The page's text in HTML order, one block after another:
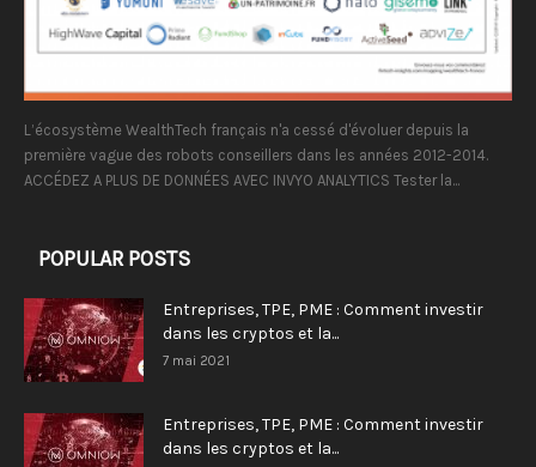
L’écosystème WealthTech français n'a cessé d'évoluer depuis la
première vague des robots conseillers dans les années 2012-2014.
ACCÉDEZ A PLUS DE DONNÉES AVEC INVYO ANALYTICS Tester la...
POPULAR POSTS
Entreprises, TPE, PME : Comment investir
dans les cryptos et la...
7 mai 2021
Entreprises, TPE, PME : Comment investir
dans les cryptos et la...